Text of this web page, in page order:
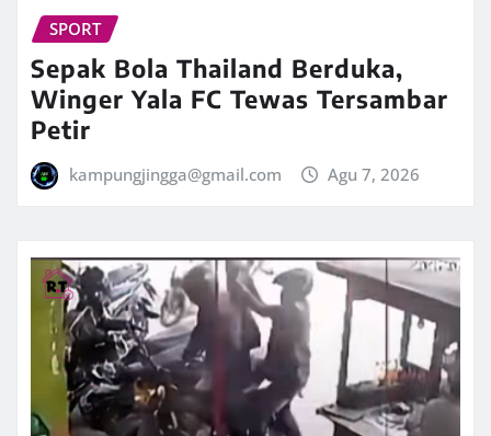
SPORT
Sepak Bola Thailand Berduka,
Winger Yala FC Tewas Tersambar
Petir
kampungjingga@gmail.com Agu 7, 2026